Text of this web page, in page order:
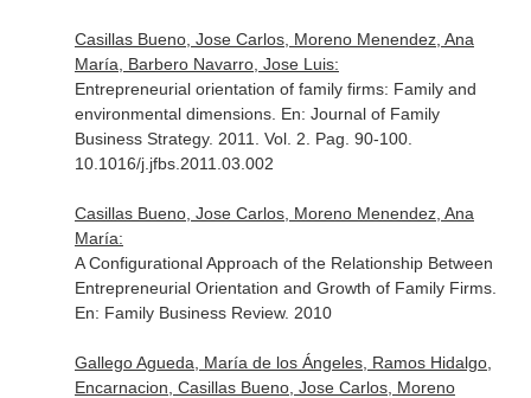
Casillas Bueno, Jose Carlos, Moreno Menendez, Ana
María, Barbero Navarro, Jose Luis:
Entrepreneurial orientation of family firms: Family and
environmental dimensions. En: Journal of Family
Business Strategy. 2011. Vol. 2. Pag. 90-100.
10.1016/j.jfbs.2011.03.002
Casillas Bueno, Jose Carlos, Moreno Menendez, Ana
María:
A Configurational Approach of the Relationship Between
Entrepreneurial Orientation and Growth of Family Firms.
En: Family Business Review. 2010
Gallego Agueda, María de los Ángeles, Ramos Hidalgo,
Encarnacion, Casillas Bueno, Jose Carlos, Moreno